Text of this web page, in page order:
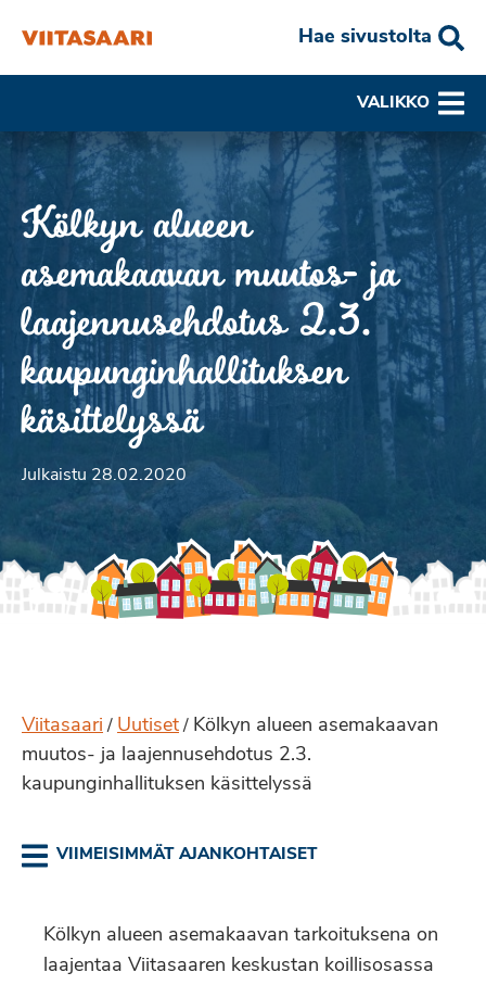
Hae sivustolta
VALIKKO
Kölkyn alueen
asemakaavan muutos- ja
laajennusehdotus 2.3.
kaupunginhallituksen
käsittelyssä
Julkaistu 28.02.2020
Viitasaari / Uutiset / Kölkyn alueen asemakaavan
muutos- ja laajennusehdotus 2.3.
kaupunginhallituksen käsittelyssä
VIIMEISIMMÄT AJANKOHTAISET
Kölkyn alueen asemakaavan tarkoituksena on
laajentaa Viitasaaren keskustan koillisosassa